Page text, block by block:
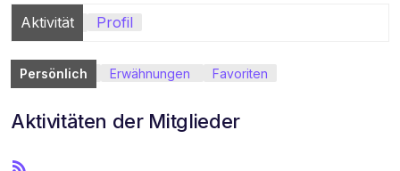
Aktivität Profil
Persönlich Erwähnungen Favoriten
Aktivitäten der Mitglieder